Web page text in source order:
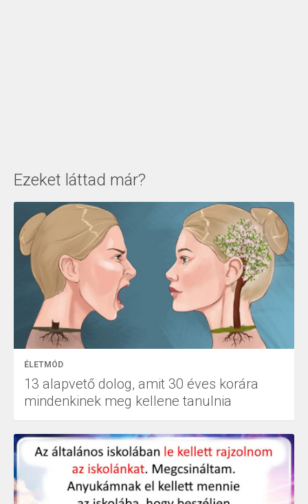
Ezeket láttad már?
ÉLETMÓD
13 alapvető dolog, amit 30 éves korára
mindenkinek meg kellene tanulnia